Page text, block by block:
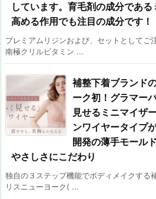
しています。育毛剤の成分であ
高める作用でも注目の成分です！
プレミアムリジンおよび、セットとしてご
南極クリルビタミン ...
補整下着ブランド
ーク初！グラマー
見せるミニマイザ
ンワイヤータイプ
開発の薄手モール
やさしさにこだわり
独自の３ステップ機能でボディメイクする
リスニューヨーク( ...